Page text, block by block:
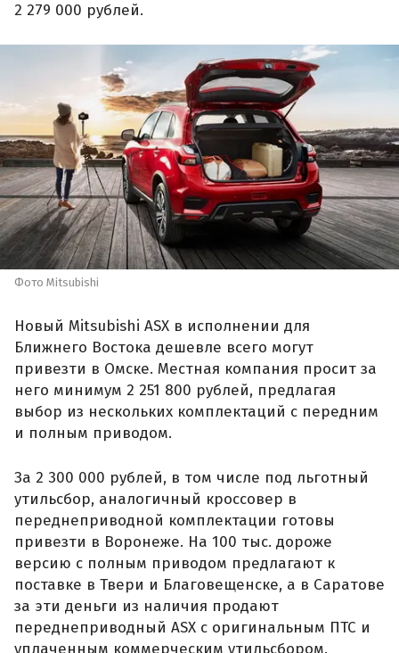
2 279 000 рублей.
Фото Mitsubishi
Новый Mitsubishi ASX в исполнении для
Ближнего Востока дешевле всего могут
привезти в Омске. Местная компания просит за
него минимум 2 251 800 рублей, предлагая
выбор из нескольких комплектаций с передним
и полным приводом.
За 2 300 000 рублей, в том числе под льготный
утильсбор, аналогичный кроссовер в
переднеприводной комплектации готовы
привезти в Воронеже. На 100 тыс. дороже
версию с полным приводом предлагают к
поставке в Твери и Благовещенске, а в Саратове
за эти деньги из наличия продают
переднеприводный ASX с оригинальным ПТС и
уплаченным коммерческим утильсбором.